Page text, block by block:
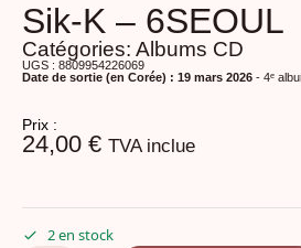
Sik-K – 6SEOUL
Catégories: Albums CD
UGS : 8809954226069
Date de sortie (en Corée) : 19 mars 2026 - 4ᵉ
Prix :
24,00 € TVA inclue
2 en stock